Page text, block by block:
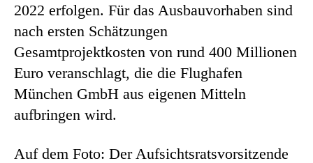
2022 erfolgen. Für das Ausbauvorhaben sind
nach ersten Schätzungen
Gesamtprojektkosten von rund 400 Millionen
Euro veranschlagt, die die Flughafen
München GmbH aus eigenen Mitteln
aufbringen wird.
Auf dem Foto: Der Aufsichtsratsvorsitzende